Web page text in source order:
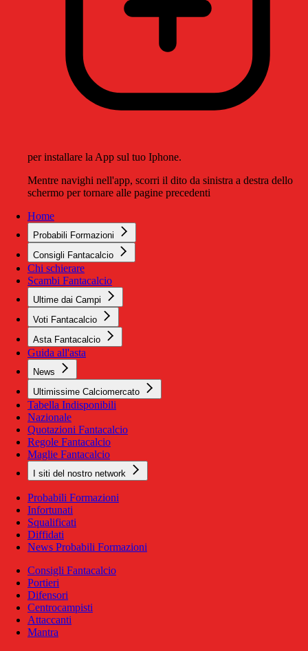
per installare la App sul tuo Iphone.
Mentre navighi nell'app, scorri il dito da sinistra a destra dello
schermo per tornare alle pagine precedenti
Home
Probabili Formazioni
Consigli Fantacalcio
Chi schierare
Scambi Fantacalcio
Ultime dai Campi
Voti Fantacalcio
Asta Fantacalcio
Guida all'asta
News
Ultimissime Calciomercato
Tabella Indisponibili
Nazionale
Quotazioni Fantacalcio
Regole Fantacalcio
Maglie Fantacalcio
I siti del nostro network
Probabili Formazioni
Infortunati
Squalificati
Diffidati
News Probabili Formazioni
Consigli Fantacalcio
Portieri
Difensori
Centrocampisti
Attaccanti
Mantra